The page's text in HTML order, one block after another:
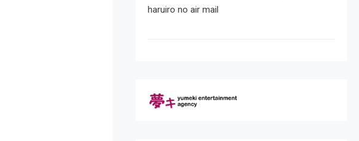
haruiro no air mail